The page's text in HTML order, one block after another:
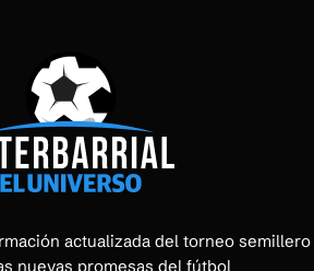
actualizada del torneo semillero
nuevas promesas del fútbol